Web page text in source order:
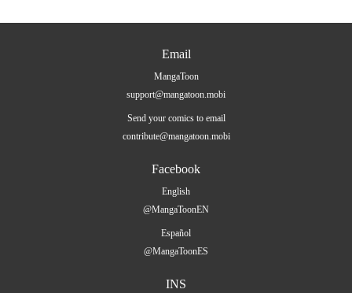
Email
MangaToon
support@mangatoon.mobi
Send your comics to email
contribute@mangatoon.mobi
Facebook
English
@MangaToonEN
Español
@MangaToonES
INS